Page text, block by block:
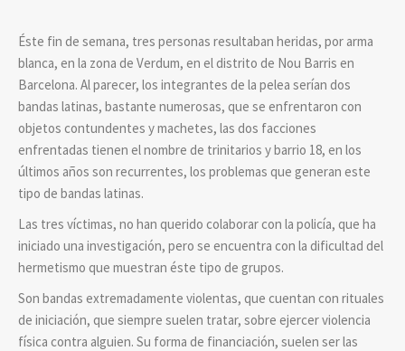
Éste fin de semana, tres personas resultaban heridas, por arma
blanca, en la zona de Verdum, en el distrito de Nou Barris en
Barcelona. Al parecer, los integrantes de la pelea serían dos
bandas latinas, bastante numerosas, que se enfrentaron con
objetos contundentes y machetes, las dos facciones
enfrentadas tienen el nombre de trinitarios y barrio 18, en los
últimos años son recurrentes, los problemas que generan este
tipo de bandas latinas.
Las tres víctimas, no han querido colaborar con la policía, que ha
iniciado una investigación, pero se encuentra con la dificultad del
hermetismo que muestran éste tipo de grupos.
Son bandas extremadamente violentas, que cuentan con rituales
de iniciación, que siempre suelen tratar, sobre ejercer violencia
física contra alguien. Su forma de financiación, suelen ser las